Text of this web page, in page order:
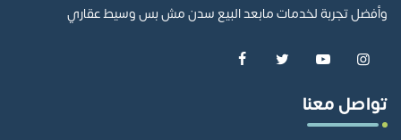
وأفضل تجربة لخدمات مابعد البيع سدن مش بس وسيط عقاري
تواصل معنا